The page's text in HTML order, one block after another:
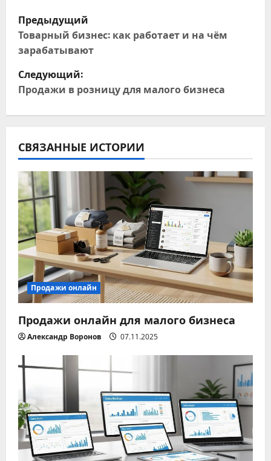
Н
а
в
и
г
а
ц
и
я
п
о
з
а
п
и
с
я
м
Предыдущий
Товарный бизнес: как работает и на чём
зарабатывают
Следующий:
Продажи в розницу для малого бизнеса
СВЯЗАННЫЕ ИСТОРИИ
Продажи онлайн
Продажи онлайн для малого бизнеса
Александр Воронов 07.11.2025